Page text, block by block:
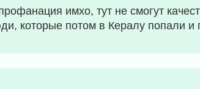
имхо, тут не смогут
которые потом в Кералу попали и